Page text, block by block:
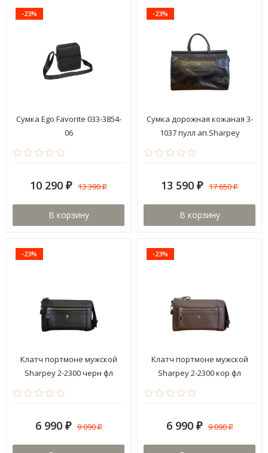
-23%
Сумка Ego Favorite 033-3854-
06
10 290 ₽ 13 390₽
В корзину
-23%
Сумка дорожная кожаная 3-
1037 пулл ап.Sharpey
13 590 ₽ 17 650₽
В корзину
-23%
Клатч портмоне мужской
Sharpey 2-2300 черн фл
6 990 ₽ 9 090₽
-23%
Клатч портмоне мужской
Sharpey 2-2300 кор фл
6 990 ₽ 9 090₽